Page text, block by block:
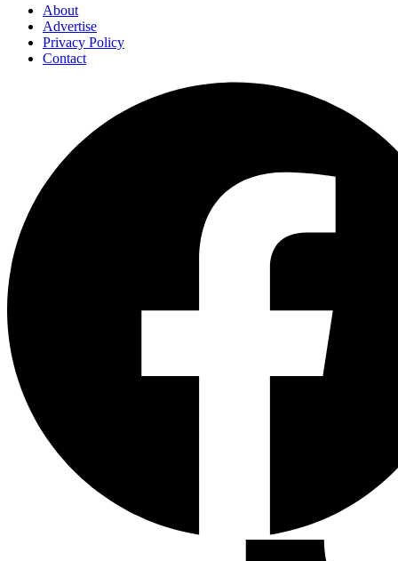
About
Advertise
Privacy Policy
Contact